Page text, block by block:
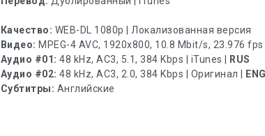
Качество: WEB-DL 1080p | Локализованная версия
Видео: MPEG-4 AVC, 1920x800, 10.8 Mbit/s, 23.976 fps
Аудио #01: 48 kHz, AC3, 5.1, 384 Kbps | iTunes | RUS
Аудио #02: 48 kHz, AC3, 2.0, 384 Kbps | Оригинал | ENG
Субтитры: Английские